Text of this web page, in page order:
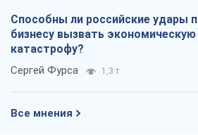
Способны ли российские удары
бизнесу вызвать экономическую
катастрофу?
Сергей Фурса 1,3 т.
Все мнения